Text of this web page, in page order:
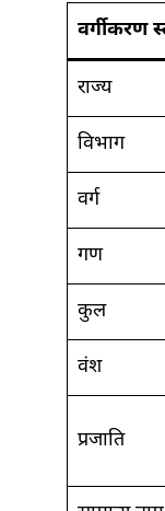
वर्गीकरण
राज्य
विभाग
वर्ग
गण
कुल
वंश
प्रजाति